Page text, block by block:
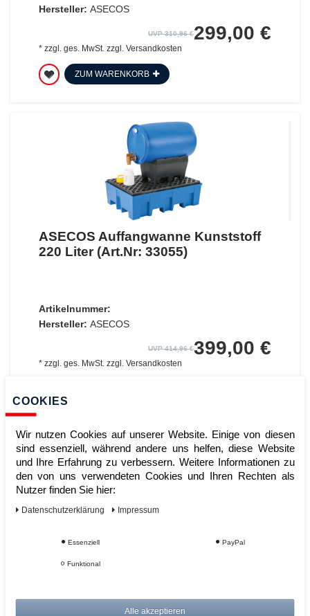
Hersteller: ASECOS
UVP 310,96 €299,00 €
* zzgl. ges. MwSt. zzgl. Versandkosten
ZUM WARENKORB
ASECOS Auffangwanne Kunststoff
220 Liter (Art.Nr: 33055)
Artikelnummer:
Hersteller: ASECOS
UVP 414,96 €399,00 €
* zzgl. ges. MwSt.zzgl. Versandkosten
220 Liter (Art.Nr: 33056)
COOKIES
Wir nutzen Cookies auf unserer Website. Einige von diesen
sind essenziell, während andere uns helfen, diese Website
und Ihre Erfahrung zu verbessern. Weitere Informationen zu
den von uns verwendeten Cookies und Ihren Rechten als
Nutzer finden Sie hier:
Daten­schutz­erklärung Impressum
Essenziell PayPal
Funktional
Alle akzeptieren